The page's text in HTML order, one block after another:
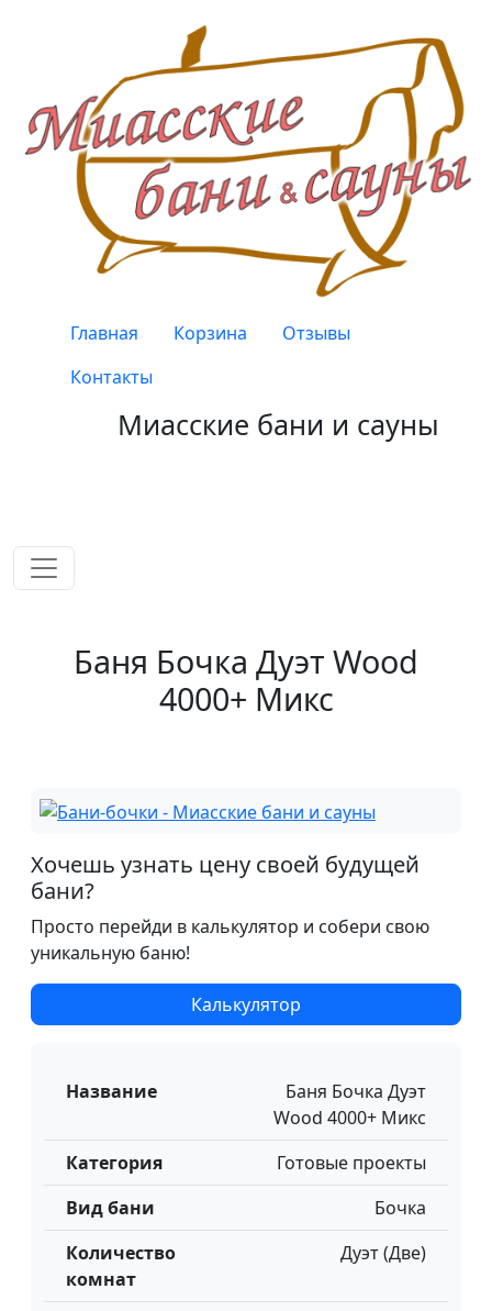
Верхнее меню
Главная Корзина
Отзывы
Контакты
Миасские бани и сауны
Баня Бочка Дуэт Wood
4000+ Микс
Хочешь узнать цену своей будущей
бани?
Просто перейди в калькулятор и собери свою
уникальную баню!
Калькулятор
Название
Баня Бочка Дуэт
Wood 4000+ Микс
Категория
Готовые проекты
Вид бани
Бочка
Количество
комнат
Дуэт (Две)